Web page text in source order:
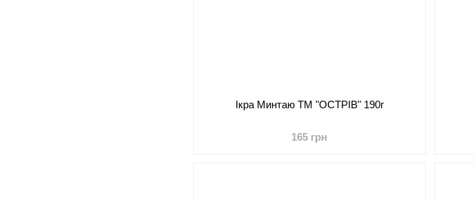
Ікра Минтаю ТМ "ОСТРІВ" 190г
165 грн